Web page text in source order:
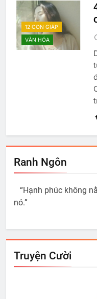
Ranh Ngôn
“Hạnh phúc không
nó.”
Truyện Cười
12 CON GIÁP
VĂN HÓA